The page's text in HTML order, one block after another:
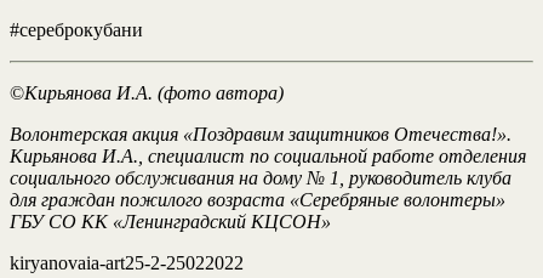
#сереброкубани
©Кирьянова И.А. (фото автора)
Волонтерская акция «Поздравим защитников Отечества!».
Кирьянова И.А., специалист по социальной работе отделения
социального обслуживания на дому № 1, руководитель клуба
для граждан пожилого возраста «Серебряные волонтеры»
ГБУ СО КК «Ленинградский КЦСОН»
kiryanovaia-art25-2-25022022